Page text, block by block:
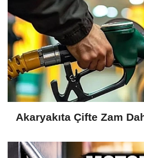
Akaryakıta Çifte Zam